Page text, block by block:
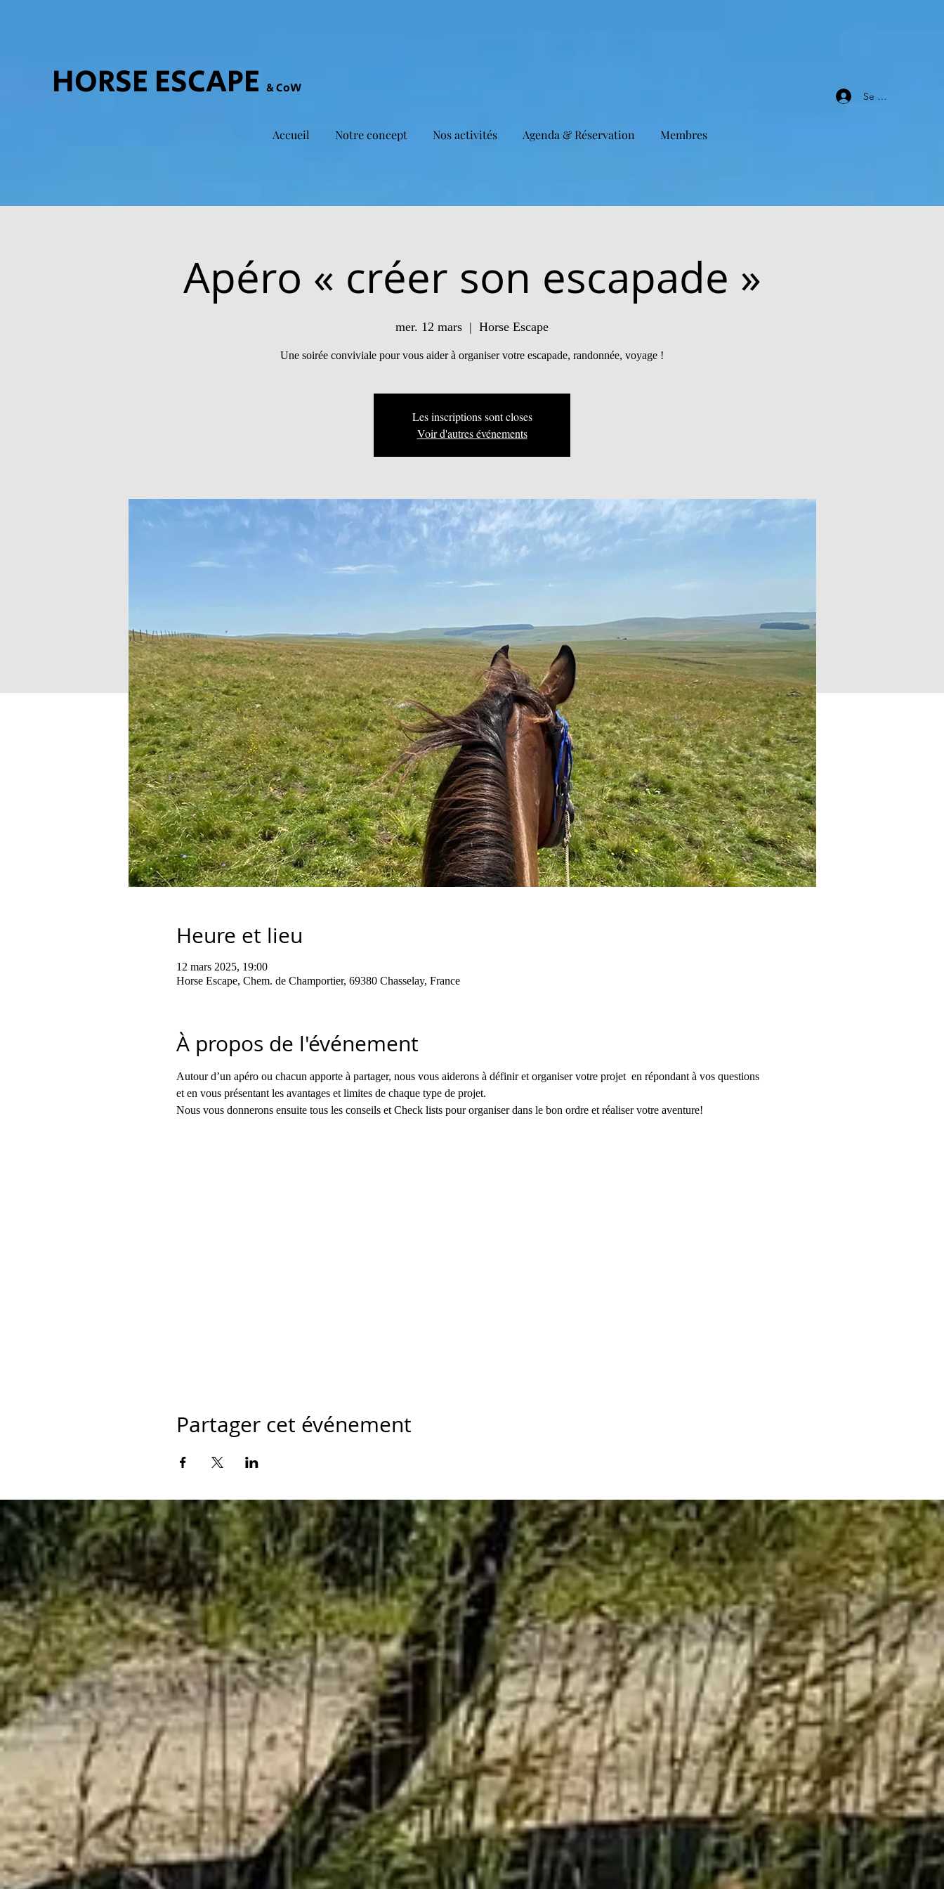
HORSE ESCAPE & CoW Se connecter
Accueil Notre concept Nos activités Agenda & Réservation Membres
Apéro « créer son escapade »
mer. 12 mars
  |
Horse Escape
Une soirée conviviale pour vous aider à organiser votre escapade, randonnée, voyage !
Les inscriptions sont closes
Voir d'autres événements
Heure et lieu
12 mars 2025, 19:00
Horse Escape, Chem. de Champortier, 69380 Chasselay, France
À propos de l'événement
Autour d’un apéro ou chacun apporte à partager, nous vous aiderons à définir et organiser votre projet  en répondant à vos questions
et en vous présentant les avantages et limites de chaque type de projet.
Nous vous donnerons ensuite tous les conseils et Check lists pour organiser dans le bon ordre et réaliser votre aventure!
Partager cet événement